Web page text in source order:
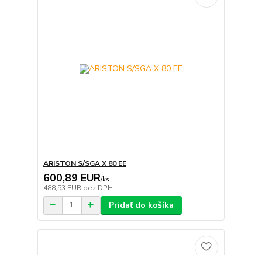
ARISTON S/SGA X 80 EE
600,89 EUR/ks
488,53 EUR bez DPH
Pridať do košíka